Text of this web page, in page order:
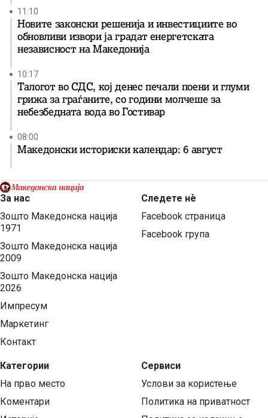
11:10
Новите законски решенија и инвестициите во
обновливи извори ја градат енергетската
независност на Македонија
10:17
Талогот во СДС, кој денес печали поени и глуми
грижа за граѓаните, со години молчеше за
небезбедната вода во Гостивар
08:00
Македонски историски календар: 6 август
За нас
Зошто Македонска нација
1971
Зошто Македонска нација
2009
Зошто Македонска нација
2026
Импресум
Маркетинг
Контакт
Категории
На прво место
Коментари
Следете нѐ
Facebook страница
Facebook група
Сервиси
Услови за користење
Политика на приватност